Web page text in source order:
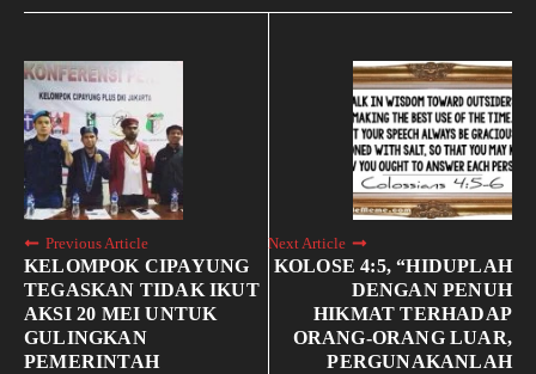
Previous Article
KELOMPOK CIPAYUNG
TEGASKAN TIDAK IKUT
AKSI 20 MEI UNTUK
GULINGKAN
PEMERINTAH
Next Article
KOLOSE 4:5, “HIDUPLAH
DENGAN PENUH
HIKMAT TERHADAP
ORANG-ORANG LUAR,
PERGUNAKANLAH